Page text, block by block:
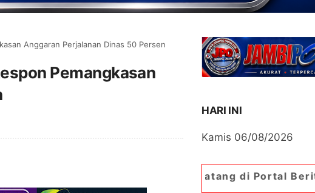
Anggaran Perjalanan Dinas 50 Persen
Pemangkasan
HARI INI
Kamis 06/08/2026
Selamat Datang di Portal Berita